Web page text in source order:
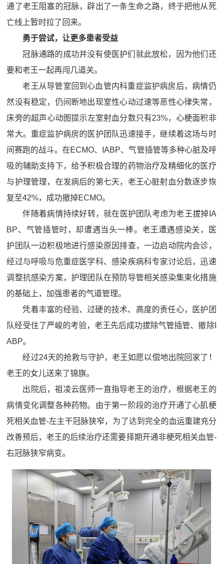
通了老王阻塞的冠脉，辟出了一条生命之路，终于把他从死
亡线上暂时拉了回来。
勇于尝试，让更多患者受益
冠脉通路的成功并没有使医护们就此放松，因为他们还
要和老王一起再闯几道关。
老王从导管室回到心血管内科重症监护病房后，病情仍
然没有稳定，仍间断地出现室性心动过速等恶性心律失常，
床旁的超声心动图提示左室射血分数只有23%，心梗面积非
常大。重症监护病房的医护团队迅速接手，继续着这场与时
间赛跑的战斗。在ECMO、IABP、气管插管等多种心脏及呼
吸的辅助支持下，给予积极合理的药物治疗及精细化的医疗
与护理管理，在发病后的第七天，老王心脏射血分数逐步恢
复至42%，成功撤掉ECMO。
伴随着病情持续好转，就在医护团队考虑为老王拔掉IA
BP、气管插管时，却遭遇当头一棒。老王遭遇感染关，医
护团队一边积极地进行感染原因排查，一边启动院内会诊，
经过与呼吸与危重症医学科、感染疾病科专家讨论后，迅速
调整抗感染方案，护理团队在预防导管相关感染集束化措施
的基础上，加强患者的气道管理。
凭着丰富的经验、过硬的技术、高度的责任心，医护团
队经受住了严峻的考验，老王先后成功拔除气管插管、撤除I
ABP。
经过24天的抢救与守护，老王如愿以偿地出院回家了！
老王的女儿送来了锦旗。
出院后，祖凌云医师一直指导老王的治疗，根据老王的
病情变化调整各种药物。由于第一阶段的治疗开通了心肌梗
死相关血管-左主干冠脉狭窄，为了达到完全的血运重建充分
改善预后，老王的后续治疗还需要择期开通非梗死相关血管-
右冠脉狭窄病变。